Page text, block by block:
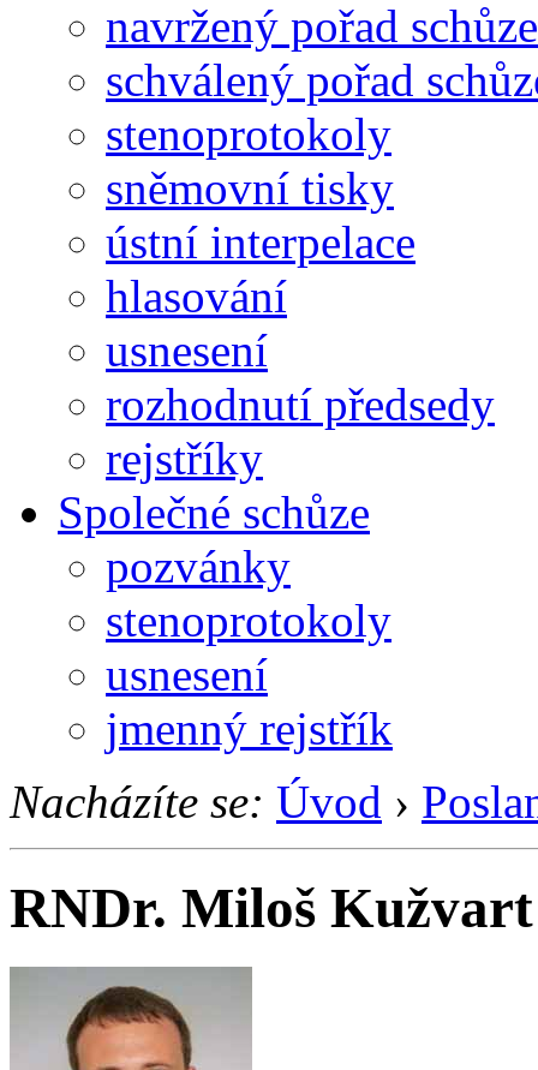
navržený pořad schůze
schválený pořad
stenoprotokoly
sněmovní tisky
ústní interpelace
hlasování
usnesení
rozhodnutí předsedy
rejstříky
Společné schůze
pozvánky
stenoprotokoly
usnesení
jmenný rejstřík
Nacházíte se: Úvod ›
RNDr. Miloš Kužvart